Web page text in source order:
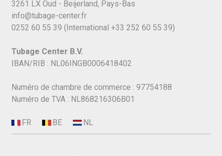
3261 LX Oud - Beijerland, Pays-Bas
info@tubage-center.fr
0252 60 55 39 (International +33 252 60 55 39)
Tubage Center B.V.
IBAN/RIB : NL06INGB0006418402
Numéro de chambre de commerce : 97754188
Numéro de TVA : NL868216306B01